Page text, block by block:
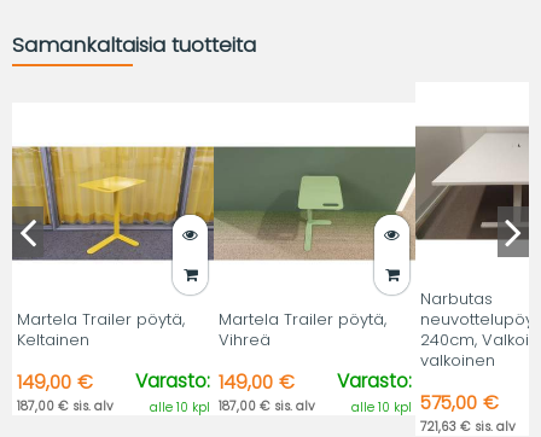
Samankaltaisia tuotteita
Martela Trailer pöytä,
Keltainen
149,00 €
187,00 € sis. alv
Varasto:
alle 10 kpl
Martela Trailer pöytä,
Vihreä
149,00 €
187,00 € sis. alv
Varasto:
alle 10 kpl
Narbutas
240cm,
valkoinen
575,00 €
721,63 € sis. alv